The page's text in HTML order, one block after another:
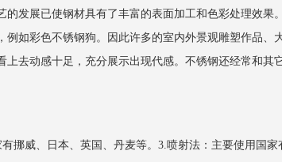
发展已使钢材具有了丰富的表面加工和色彩处理效果
如彩色不锈钢狗。因此许多的室内外景观雕塑作品、
去动感十足，充分展示出现代感。不锈钢还经常和其
挪威、日本、英国、丹麦等。3.喷射法：主要使用国